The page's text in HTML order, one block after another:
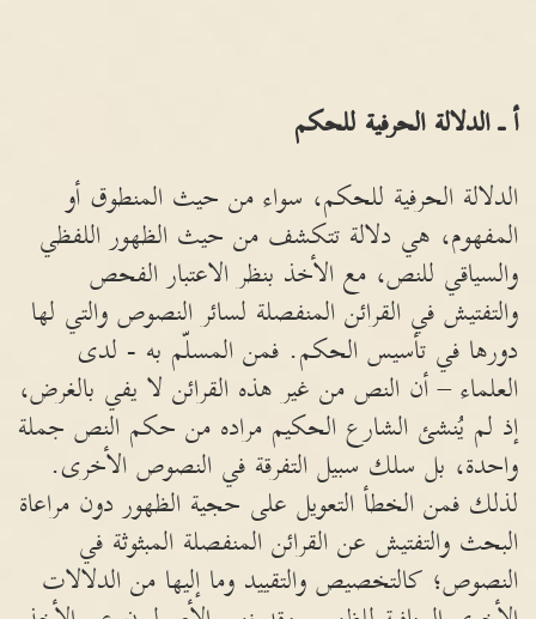
أ ـ الدلالة الحرفية للحكم
الدلالة الحرفية للحكم، سواء من حيث المنطوق أو
المفهوم، هي دلالة تتكشف من حيث الظهور اللفظي
والسياقي للنص، مع الأخذ بنظر الاعتبار الفحص
والتفتيش في القرائن المنفصلة لسائر النصوص والتي لها
دورها في تأسيس الحكم. فمن المسلّم به - لدى
العلماء – أن النص من غير هذه القرائن لا يفي بالغرض،
إذ لم يُنشئ الشارع الحكيم مراده من حكم النص جملة
واحدة، بل سلك سبيل التفرقة في النصوص الأخرى.
لذلك فمن الخطأ التعويل على حجية الظهور دون مراعاة
البحث والتفتيش عن القرائن المنفصلة المبثوثة في
النصوص؛ كالتخصيص والتقييد وما إليها من الدلالات